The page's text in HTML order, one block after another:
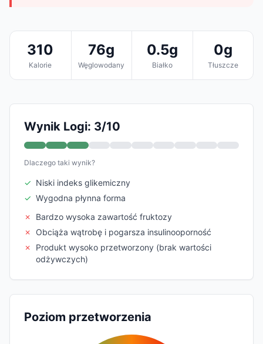
310
Kalorie
76g
Węglowodany
0.5g
Białko
0g
Tłuszcze
Wynik Logi: 3/10
Dlaczego taki wynik?
✓ Niski indeks glikemiczny
✓ Wygodna płynna forma
✗
Bardzo wysoka zawartość fruktozy
✗
Obciąża wątrobę i pogarsza insulinooporność
✗
Produkt wysoko przetworzony (brak wartości
odżywczych)
Poziom przetworzenia